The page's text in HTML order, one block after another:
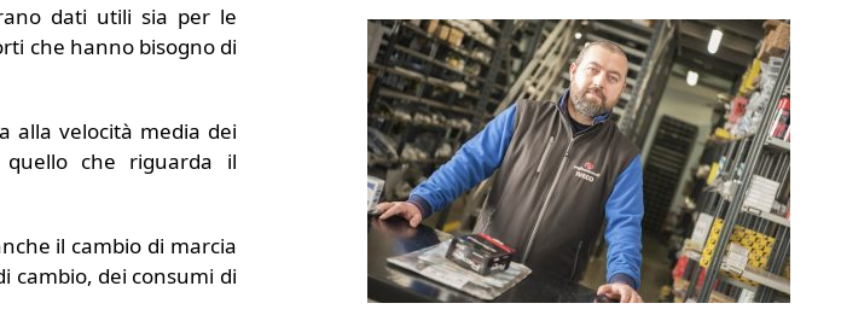
dati utili sia per le
che hanno bisogno di
alla velocità media dei
che riguarda il
il cambio di marcia
cambio, dei consumi di